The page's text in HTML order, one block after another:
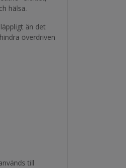
hälsa.
än det
överdriven
till